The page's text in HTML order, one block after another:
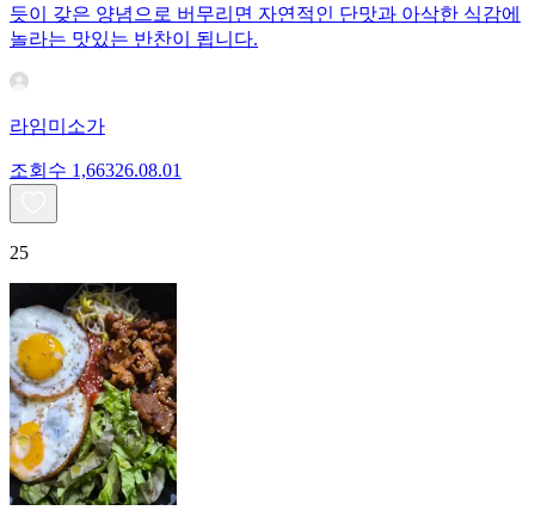
듯이 갖은 양념으로 버무리면 자연적인 단맛과 아삭한 식감에
놀라는 맛있는 반찬이 됩니다.
라임미소가
조회수 1,66326.08.01
25